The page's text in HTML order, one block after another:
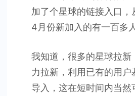
加了个星球的链接入口，
4月份新加入的有一百多人
我知道，很多的星球拉新
力拉新，利用已有的用户
导入，这在短时间内当然